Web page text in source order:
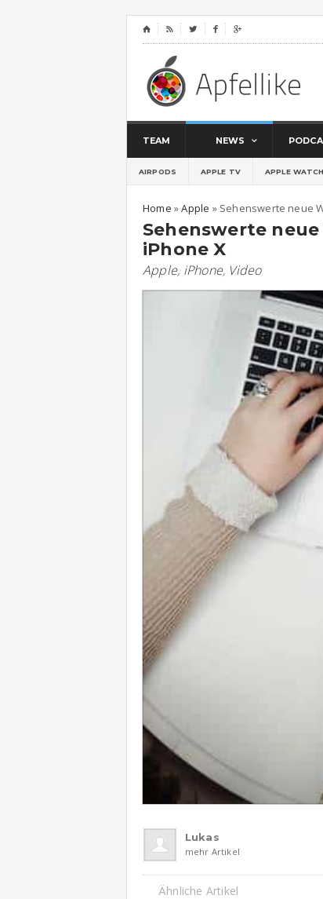
⌂    
TEAM NEWS
AIRPODS APPLE TV APPLE WATCH
Home »Apple » Sehenswerte neue
Sehenswerte
iPhone X
Apple, iPhone, Video
Lukas
mehr Artikel
Ähnliche Artikel